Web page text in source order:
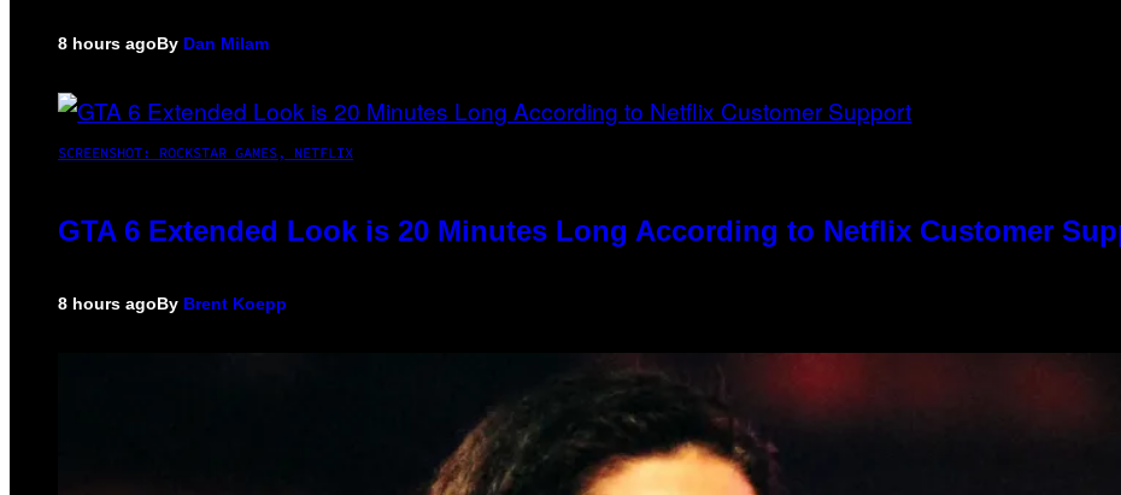
8 hours agoBy Dan Milam
SCREENSHOT: ROCKSTAR GAMES, NETFLIX
GTA 6 Extended Look is 20 Minutes Long According to Netflix Customer
8 hours agoBy Brent Koepp